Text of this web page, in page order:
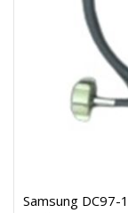
Samsung DC97-